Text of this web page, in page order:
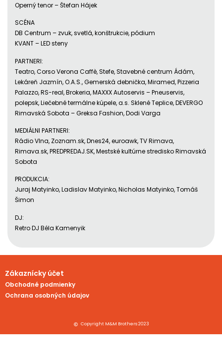
Operný tenor – Štefan Hájek
SCÉNA
DB Centrum – zvuk, svetlá, konštrukcie, pódium
KVANT – LED steny
PARTNERI:
Teatro, Corso Verona Caffè, Stefe, Stavebné centrum Ádám,
Lekáreň Jazmín, O.A.S., Gemerská debnička, Miramed, Pizzeria
Palazzo, RS-real, Brokeria, MAXXX Autoservis – Pneuservis,
polepsk, Liečebné termálne kúpele, a.s. Sklené Teplice, DEVERGO
Rimavská Sobota – Greksa Fashion, Dodi Varga
MEDIÁLNI PARTNERI:
Rádio Vlna, Zoznam.sk, Dnes24, euroawk, TV Rimava,
Rimava.sk, PREDPREDAJ.SK, Mestské kultúrne stredisko Rimavská
Sobota
PRODUKCIA:
Juraj Matyinko, Ladislav Matyinko, Nicholas Matyinko, Tomáš
Šimon
DJ:
Retro DJ Béla Kamenyik
Zákaznícky účet
Obchodné podmienky
Ochrana osobných údajov
Copyright M&M Brothers 2023